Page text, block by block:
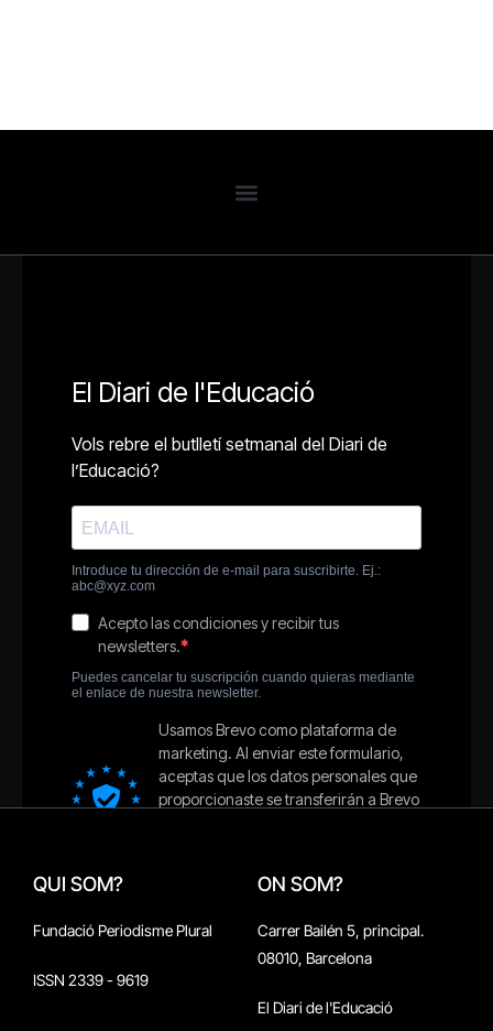
QUI SOM?
Fundació Periodisme Plural
ISSN 2339 - 9619
ON SOM?
Carrer Bailén 5, principal.
08010, Barcelona
El Diari de l'Educació